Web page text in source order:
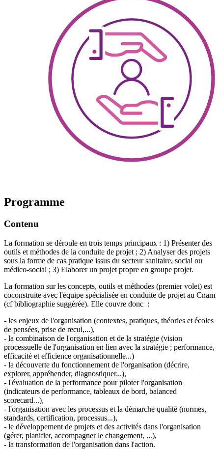
Programme
Contenu
La formation se déroule en trois temps principaux : 1) Présenter des
outils et méthodes de la conduite de projet ; 2) Analyser des projets
sous la forme de cas pratique issus du secteur sanitaire, social ou
médico-social ; 3) Elaborer un projet propre en groupe projet.
La formation sur les concepts, outils et méthodes (premier volet) est
coconstruite avec l'équipe spécialisée en conduite de projet au Cnam
(cf bibliographie suggérée). Elle couvre donc :
- les enjeux de l'organisation (contextes, pratiques, théories et écoles
de pensées, prise de recul,...),
- la combinaison de l'organisation et de la stratégie (vision
processuelle de l'organisation en lien avec la stratégie ; performance,
efficacité et efficience organisationnelle...)
- la découverte du fonctionnement de l'organisation (décrire,
explorer, appréhender, diagnostiquer...),
- l'évaluation de la performance pour piloter l'organisation
(indicateurs de performance, tableaux de bord, balanced
scorecard...),
- l'organisation avec les processus et la démarche qualité (normes,
standards, certification, processus...),
- le développement de projets et des activités dans l'organisation
(gérer, planifier, accompagner le changement, ...),
- la transformation de l'organisation dans l'action.